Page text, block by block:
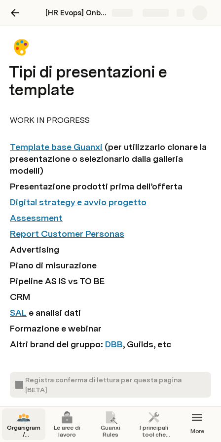
[HR Evops] Onboarding
Tipi di presentazioni e
template
WORK IN PROGRESS
Template base Guanxi (per utilizzarlo clonare la
presentazione o selezionarlo dalla galleria
modelli)
Presentazione prodotti prima dell’offerta
Digital strategy e avvio progetto
Assessment
Report Customer Personas
Advertising
Piano di misurazione
Pipeline AS IS vs TO BE
CRM
SAL e analisi dati
Formazione e webinar
Altri brand del gruppo: DBB, Guilds, etc
Registra conferma di lettura per questa pagina
[BETA]
Materiale per formazione
Organigramma
/
Le aree di
lavoro
Guanxi
Rules
I principali
tool che
More